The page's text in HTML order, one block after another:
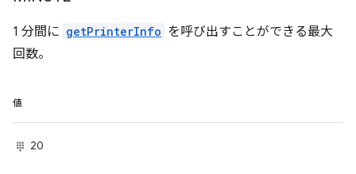
1 分間に getPrinterInfo を呼び出すことができる最大
回数。
値
20